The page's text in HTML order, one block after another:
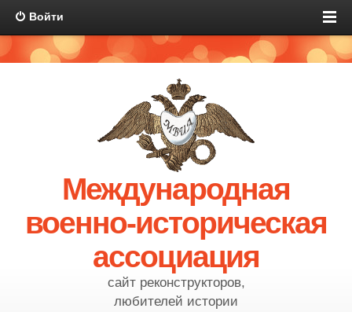
Войти
Международная
военно-историческая
ассоциация
сайт реконструкторов,
любителей истории